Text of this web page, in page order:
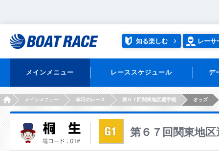
知る楽しむ レーサ
メインメニュー レーススケジュール デ
HOMEメインメニュー 本日のレース 第６７回関東地区選手権 オッズ
第６７回関東地区